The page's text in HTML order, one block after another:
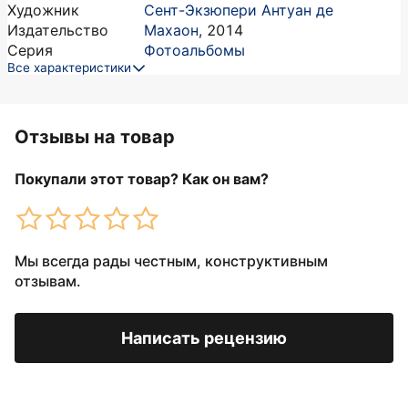
Художник
Сент-Экзюпери Антуан де
Издательство
Махаон, 2014
Серия
Фотоальбомы
Все характеристики
Отзывы на товар
Покупали этот товар? Как он вам?
Мы всегда рады честным, конструктивным
отзывам.
Написать рецензию